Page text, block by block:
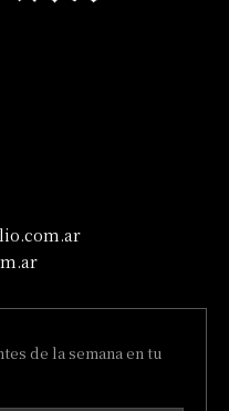
de la semana en tu